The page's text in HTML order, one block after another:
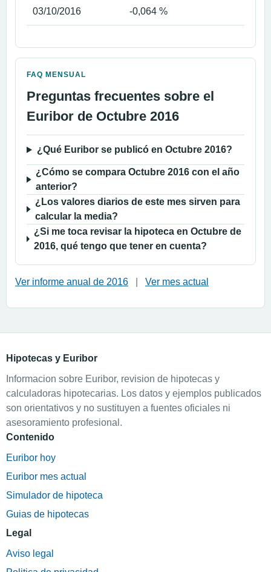
03/10/2016 -0,064 %
FAQ MENSUAL
Preguntas frecuentes sobre el
Euribor de Octubre 2016
¿Qué Euribor se publicó en Octubre 2016?
¿Cómo se compara Octubre 2016 con el año
anterior?
¿Los valores diarios de este mes sirven para
calcular la media?
¿Si me toca revisar la hipoteca en Octubre de
2016, qué tengo que tener en cuenta?
Ver informe anual de 2016 Ver mes actual
Hipotecas y Euribor
Informacion sobre Euribor, revision de hipotecas y
calculadoras hipotecarias. Los datos y ejemplos publicados
son orientativos y no sustituyen a fuentes oficiales ni
asesoramiento profesional.
Contenido
Euribor hoy
Euribor mes actual
Simulador de hipoteca
Guias de hipotecas
Legal
Aviso legal